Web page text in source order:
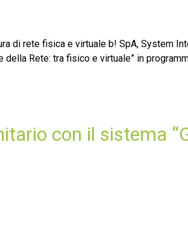
di rete fisica e virtuale b! SpA, System
Rete: tra fisico e virtuale” in
con il sistema